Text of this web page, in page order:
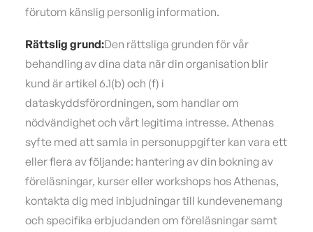
förutom känslig personlig information.
Rättslig grund:Den rättsliga grunden för vår
behandling av dina data när din organisation blir
kund är artikel 6.1(b) och (f) i
dataskyddsförordningen, som handlar om
nödvändighet och vårt legitima intresse. Athenas
syfte med att samla in personuppgifter kan vara ett
eller flera av följande: hantering av din bokning av
föreläsningar, kurser eller workshops hos Athenas,
kontakta dig med inbjudningar till kundevenemang
och specifika erbjudanden om föreläsningar samt